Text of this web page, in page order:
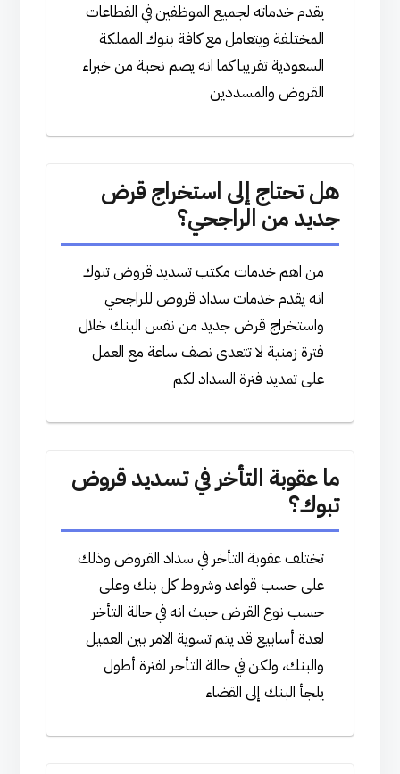
يقدم خدماته لجميع الموظفين في القطاعات
المختلفة ويتعامل مع كافة بنوك المملكة
السعودية تقريبا كما انه يضم نخبة من خبراء
القروض والمسددين
هل تحتاج إلى استخراج قرض
جديد من الراجحي؟
من اهم خدمات مكتب تسديد قروض تبوك
انه يقدم خدمات سداد قروض للراجحي
واستخراج قرض جديد من نفس البنك خلال
فترة زمنية لا تتعدى نصف ساعة مع العمل
على تمديد فترة السداد لكم
ما عقوبة التأخر في تسديد قروض
تبوك؟
تختلف عقوبة التأخر في سداد القروض وذلك
على حسب قواعد وشروط كل بنك وعلى
حسب نوع القرض حيث انه في حالة التأخر
لعدة أسابيع قد يتم تسوية الامر بين العميل
والبنك، ولكن في حالة التأخر لفترة أطول
يلجأ البنك إلى القضاء